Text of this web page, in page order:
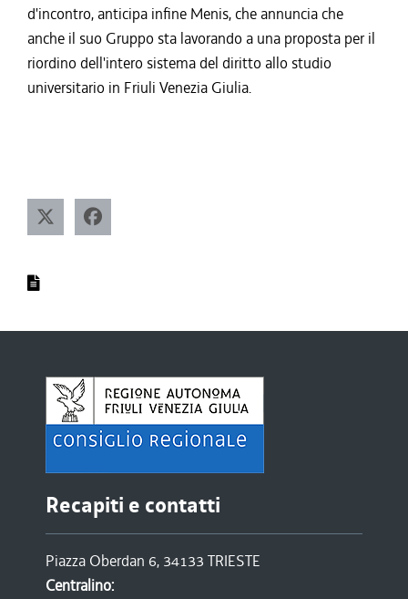
d'incontro, anticipa infine Menis, che annuncia che
anche il suo Gruppo sta lavorando a una proposta per il
riordino dell'intero sistema del diritto allo studio
universitario in Friuli Venezia Giulia.
Recapiti e contatti
Piazza Oberdan 6, 34133 TRIESTE
Centralino: